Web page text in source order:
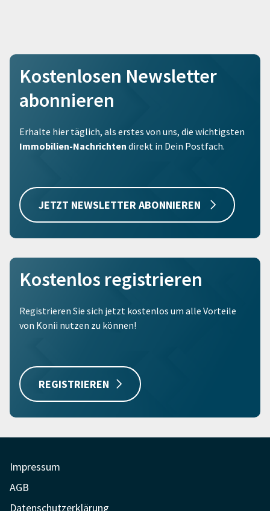
Kostenlosen Newsletter
abonnieren
Erhalte hier täglich, als erstes von uns, die wichtigsten
Immobilien-Nachrichten direkt in Dein Postfach.
JETZT NEWSLETTER ABONNIEREN
Kostenlos registrieren
Registrieren Sie sich jetzt kostenlos um alle Vorteile
von Konii nutzen zu können!
REGISTRIEREN
Impressum
AGB
Datenschutzerklärung